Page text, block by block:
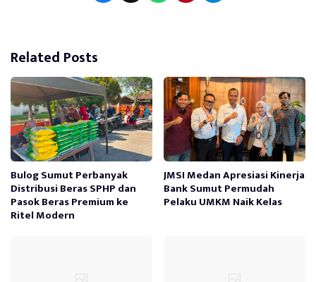
Related Posts
Bulog Sumut Perbanyak
Distribusi Beras SPHP dan
Pasok Beras Premium ke
Ritel Modern
JMSI Medan Apresiasi Kinerja
Bank Sumut Permudah
Pelaku UMKM Naik Kelas